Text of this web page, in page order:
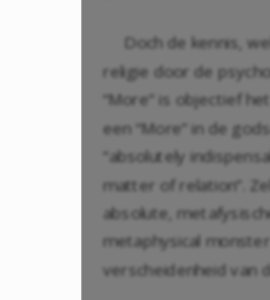
Doch de kennis,
religie door de
“More” is objectief
een “More” in de
“absolutely
matter of relation”.
absolute,
metaphysical
verscheidenheid van